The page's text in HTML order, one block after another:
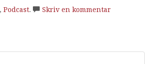
, Podcast. Skriv en kommentar